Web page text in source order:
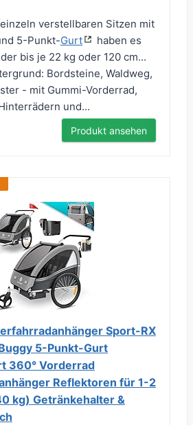
verstellbaren Sitzen mit
5-Punkt-Gurt
haben es
bis je 22 kg oder 120 cm...
Bordsteine, Waldweg,
- mit Gummi-Vorderrad,
und...
Produkt ansehen
Sport-RX
5-Punkt-Gurt
360° Vorderrad
Reflektoren für 1-2
kg) Getränkehalter &